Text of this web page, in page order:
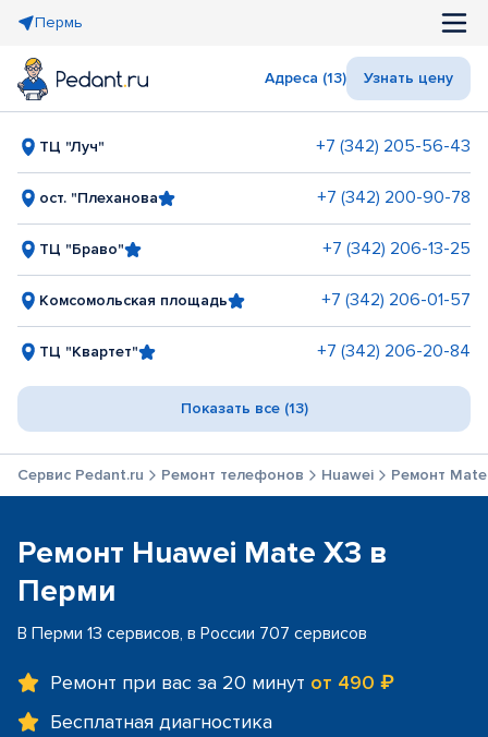
Пермь
Адреса (13) Узнать цену
ТЦ "Луч" +7 (342) 205-56-43
ост. "Плеханова +7 (342) 200-90-78
ТЦ "Браво" +7 (342) 206-13-25
Комсомольская площадь +7 (342) 206-01-57
ТЦ "Квартет" +7 (342) 206-20-84
Показать все (13)
Сервис Pedant.ru Ремонт телефонов Huawei Ремонт
Ремонт Huawei Mate X3 в
Перми
В Перми 13 сервисов, в России 707 сервисов
Ремонт при вас за 20 минут от 490 ₽
Бесплатная диагностика